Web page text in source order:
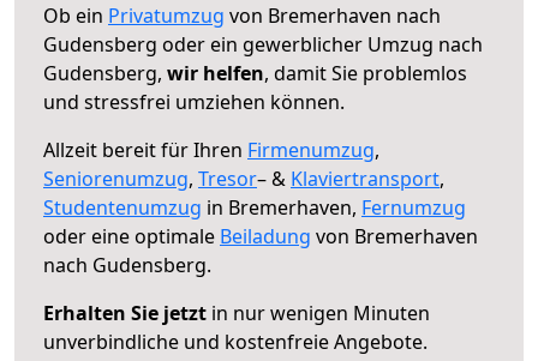
Ob ein Privatumzug von Bremerhaven nach
Gudensberg oder ein gewerblicher Umzug nach
Gudensberg, wir helfen, damit Sie problemlos
und stressfrei umziehen können.
Allzeit bereit für Ihren Firmenumzug,
Seniorenumzug, Tresor– & Klaviertransport,
Studentenumzug in Bremerhaven, Fernumzug
oder eine optimale Beiladung von Bremerhaven
nach Gudensberg.
Erhalten Sie jetzt in nur wenigen Minuten
unverbindliche und kostenfreie Angebote.